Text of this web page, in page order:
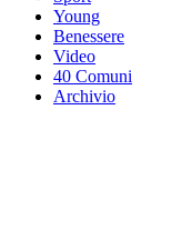
Young
Benessere
Video
40 Comuni
Archivio